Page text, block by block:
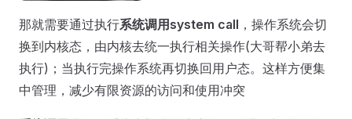
那就需要通过执行系统调用system call ，操作系统会切
换到内核态，由内核去统一执行相关操作(大哥帮小弟去
执行)；当执行完操作系统再切换回用户态。这样方便集
中管理，减少有限资源的访问和使用冲突